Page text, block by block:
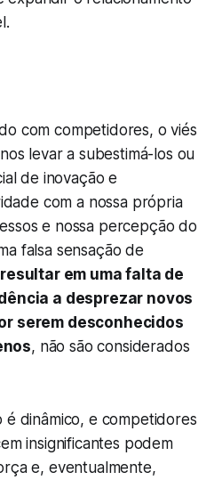
com competidores, o viés
levar a subestimá-los ou
de inovação e
com a nossa própria
e nossa percepção do
falsa sensação de
em uma falta de
a desprezar novos
serem desconhecidos
, não são considerados
dinâmico, e competidores
insignificantes podem
e, eventualmente,